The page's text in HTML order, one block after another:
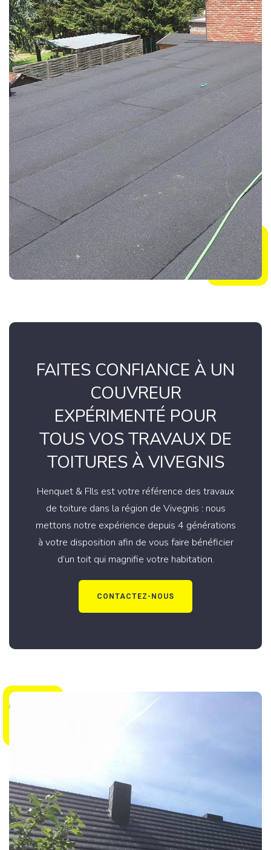
FAITES CONFIANCE À UN
COUVREUR
EXPÉRIMENTÉ POUR
TOUS VOS TRAVAUX DE
TOITURES À VIVEGNIS
Henquet & FIls est votre référence des travaux
de toiture dans la région de Vivegnis : nous
mettons notre expérience depuis 4 générations
à votre disposition afin de vous faire bénéficier
d’un toit qui magnifie votre habitation.
CONTACTEZ-NOUS